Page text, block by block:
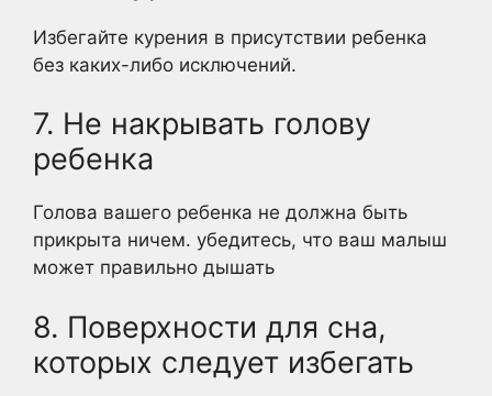
Избегайте курения в присутствии ребенка
без каких-либо исключений.
7. Не накрывать голову
ребенка
Голова вашего ребенка не должна быть
прикрыта ничем. убедитесь, что ваш малыш
может правильно дышать
8. Поверхности для сна,
которых следует избегать